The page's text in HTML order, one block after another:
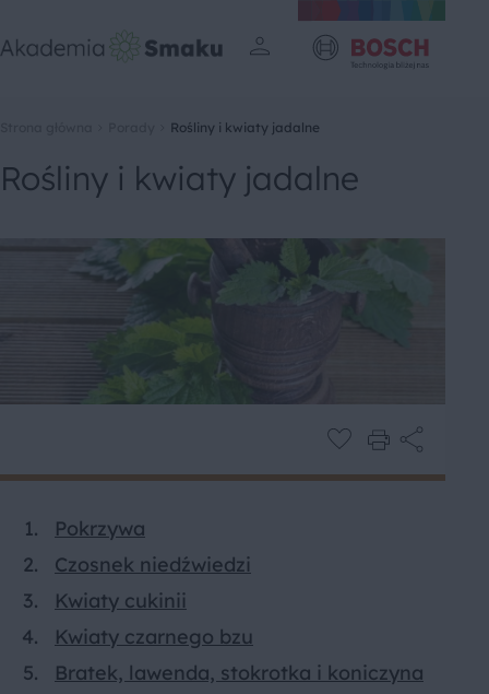
Rośliny i kwiaty jadalne
Rośliny i kwiaty jadalne
Pokrzywa
Czosnek niedźwiedzi
Kwiaty cukinii
Kwiaty czarnego bzu
Bratek, lawenda, stokrotka i koniczyna